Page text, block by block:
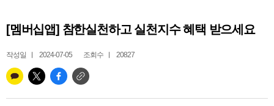
[멤버십앱] 참한실천하고 실천지수 혜택 받으세요
작성일 2024-07-05 조회수 20827